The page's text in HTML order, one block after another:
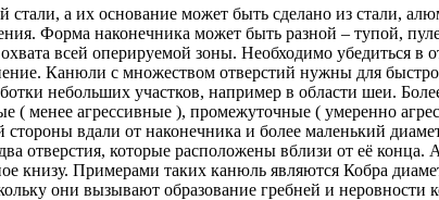
а их основание может быть сделано из стали,
Форма наконечника может быть разной – тупой,
всей оперируемой зоны. Необходимо убедиться в
Канюли с множеством отверстий нужны для
небольших участков, например в области шеи.
( менее агрессивные ), промежуточные ( умеренно
вдали от наконечника и более маленький
отверстия, которые расположены вблизи от её
книзу. Примерами таких канюль являются Кобра
они вызывают образование гребней и неровности